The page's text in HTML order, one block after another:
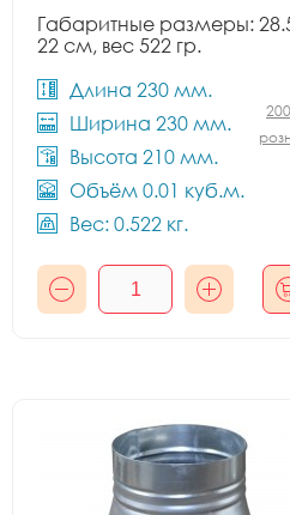
Габаритные размеры:
22 см, вес 522 гр.
Длина 230 мм.
Ширина 230 мм.
Высота 210 мм.
Объём 0.01 куб.м.
Вес: 0.522 кг.